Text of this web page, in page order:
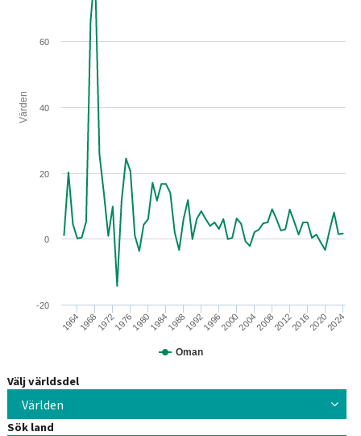
Värden
Oman
1964196819721976198019841988199219962000200420082012201620202024
-20
0
20
40
60
Välj världsdel
Världen
Sök land